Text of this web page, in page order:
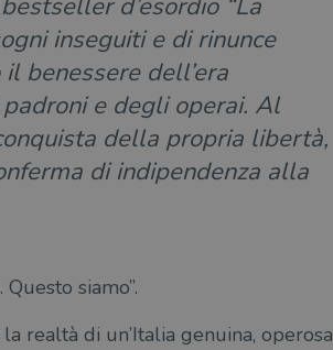
d’esordio “La
inseguiti e di rinunce
benessere dell’era
e degli operai. Al
della propria libertà,
di indipendenza alla
siamo”.
realtà di un’Italia genuina, operosa